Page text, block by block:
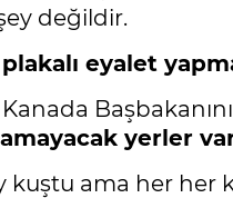
değildir.
plakalı eyalet
yerler
kuştu ama her